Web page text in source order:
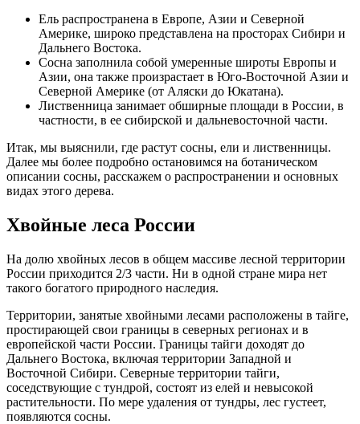
Ель распространена в Европе, Азии и Северной
Америке, широко представлена на просторах Сибири и
Дальнего Востока.
Сосна заполнила собой умеренные широты Европы и
Азии, она также произрастает в Юго-Восточной Азии и
Северной Америке (от Аляски до Юкатана).
Лиственница занимает обширные площади в России, в
частности, в ее сибирской и дальневосточной части.
Итак, мы выяснили, где растут сосны, ели и лиственницы.
Далее мы более подробно остановимся на ботаническом
описании сосны, расскажем о распространении и основных
видах этого дерева.
Хвойные леса России
На долю хвойных лесов в общем массиве лесной территории
России приходится 2/3 части. Ни в одной стране мира нет
такого богатого природного наследия.
Территории, занятые хвойными лесами расположены в тайге,
простирающей свои границы в северных регионах и в
европейской части России. Границы тайги доходят до
Дальнего Востока, включая территории Западной и
Восточной Сибири. Северные территории тайги,
соседствующие с тундрой, состоят из елей и невысокой
растительности. По мере удаления от тундры, лес густеет,
появляются сосны.